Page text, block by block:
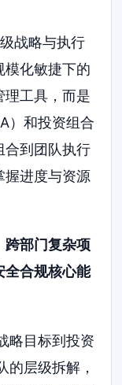
战略与执行
模化敏捷下的
理工具，而是
）和投资组合
合到团队执行
握进度与资源
跨部门复杂项
全合规核心能
略目标到投资
的层级拆解，